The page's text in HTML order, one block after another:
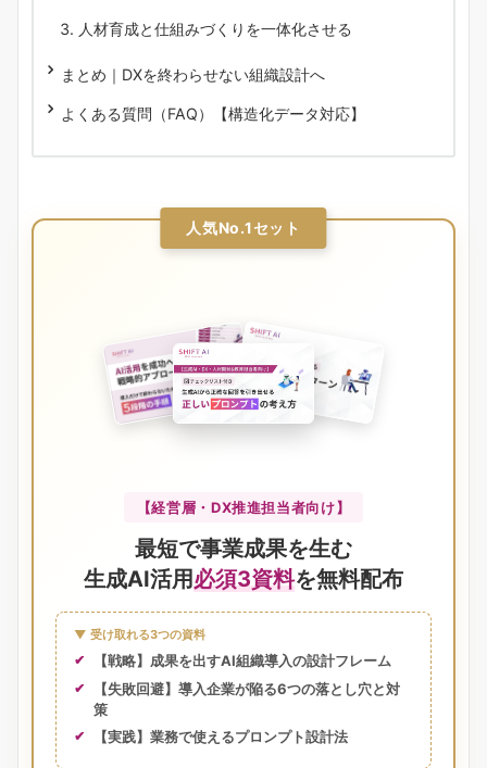
人材育成と仕組みづくりを一体化させる
まとめ｜DXを終わらせない組織設計へ
よくある質問（FAQ）【構造化データ対応】
人気No.1セット
【経営層・DX推進担当者向け】
最短で事業成果を生む
生成AI活用必須3資料を無料配布
▼ 受け取れる3つの資料
【戦略】成果を出すAI組織導入の設計フレーム
【失敗回避】導入企業が陥る6つの落とし穴と対
策
【実践】業務で使えるプロンプト設計法